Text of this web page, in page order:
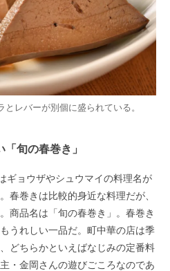
とレバーが別個に盛られている。
旬の春巻き」
ギョウザやシュウマイの料理名が
春巻きは比較的身近な料理だが、
商品名は「旬の春巻き」。春巻き
うれしい一品だ。町中華の店は季
どちらかといえばなじみの定番料
・金岡さんの遊びごころなのであ